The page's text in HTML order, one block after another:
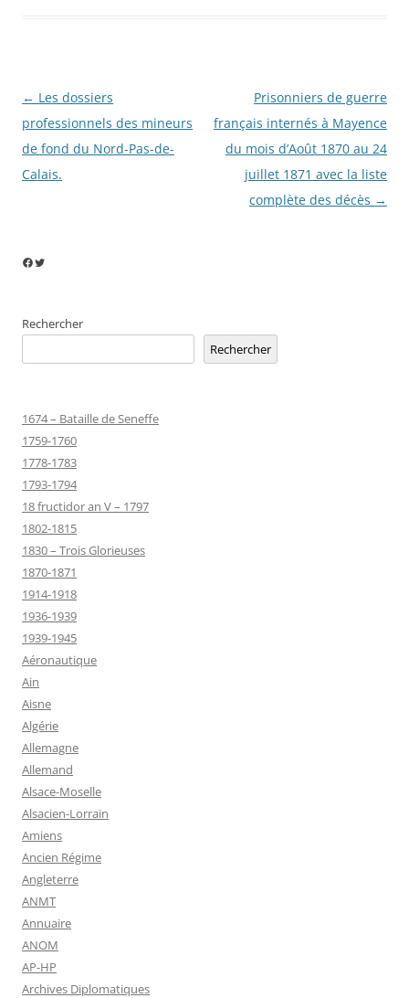
Navigation
des
articles
← Les dossiers
professionnels des mineurs
de fond du Nord-Pas-de-
Calais.
Prisonniers de guerre
français internés à Mayence
du mois d’Août 1870 au 24
juillet 1871 avec la liste
complète des décès →
Facebook
Twitter
Rechercher
Rechercher
1674 – Bataille de Seneffe
1759-1760
1778-1783
1793-1794
18 fructidor an V – 1797
1802-1815
1830 – Trois Glorieuses
1870-1871
1914-1918
1936-1939
1939-1945
Aéronautique
Ain
Aisne
Algérie
Allemagne
Allemand
Alsace-Moselle
Alsacien-Lorrain
Amiens
Ancien Régime
Angleterre
ANMT
Annuaire
ANOM
AP-HP
Archives Diplomatiques